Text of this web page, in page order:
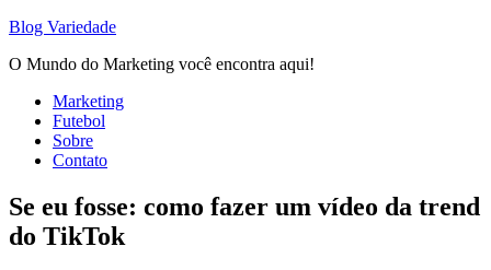
Blog Variedade
O Mundo do Marketing você encontra aqui!
Marketing
Futebol
Sobre
Contato
Se eu fosse: como fazer um vídeo da trend
do TikTok